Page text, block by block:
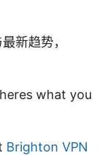
新趋势，
what you
Brighton VPN